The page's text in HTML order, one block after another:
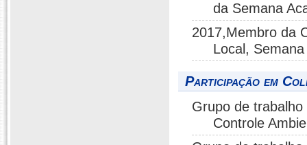
da Semana
2017,Membro da
Local,
Participação em
Grupo de
Controle